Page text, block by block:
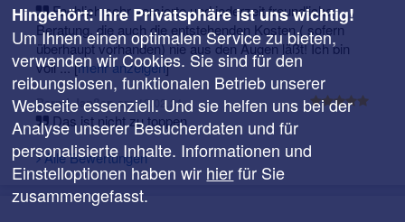
Fachlich sehr versierte und jederzeit freundliche
Beratung, die auch die entstehenden Kosten ( sofern
überhaupt vorhanden) nie aus den Augen läßt! Ich bin
voll ...[mehr anzeigen]
Bernd Janßenam 12.02.21
Das ist nicht zu toppen
Alle Bewertungen
Hingehört: Ihre Privatsphäre ist uns wichtig!
Um Ihnen einen optimalen Service zu bieten,
verwenden wir Cookies. Sie sind für den
reibungslosen, funktionalen Betrieb unserer
Webseite essenziell. Und sie helfen uns bei der
Analyse unserer Besucherdaten und für
personalisierte Inhalte. Informationen und
Einstelloptionen haben wir hierfür Sie
zusammengefasst.